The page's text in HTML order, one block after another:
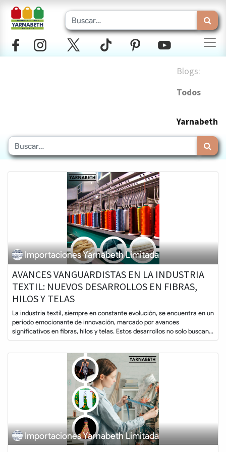
Blogs:
Todos
Yarnabeth
Importaciones Yarnabeth Limitada
AVANCES VANGUARDISTAS EN LA INDUSTRIA
TEXTIL: NUEVOS DESARROLLOS EN FIBRAS,
HILOS Y TELAS
La industria textil, siempre en constante evolución, se encuentra en un
periodo emocionante de innovación, marcado por avances
significativos en fibras, hilos y telas. Estos desarrollos no solo buscan...
Importaciones Yarnabeth Limitada